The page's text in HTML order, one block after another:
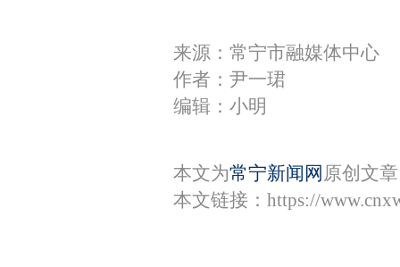
来源：常宁市融媒体中心
作者：尹一珺
编辑：小明
本文为常宁新闻网 原创文
本文链接： https://